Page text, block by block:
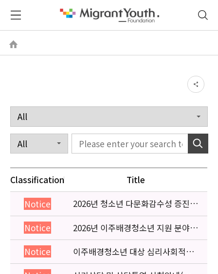
Classification Title
Notice
2026년 청소년 다문화감수성 증진
프로그램 「다가감」신청기관 안내
Notice
2026년 이주배경청소년 지원 분야
종사자 역량강화 교육 일정 안내
Notice
이주배경청소년 대상 심리사회적응
검사 연수동영상 개편 안내